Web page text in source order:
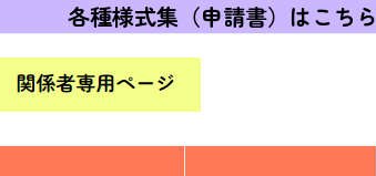
各種様式集（申請書）はこちら